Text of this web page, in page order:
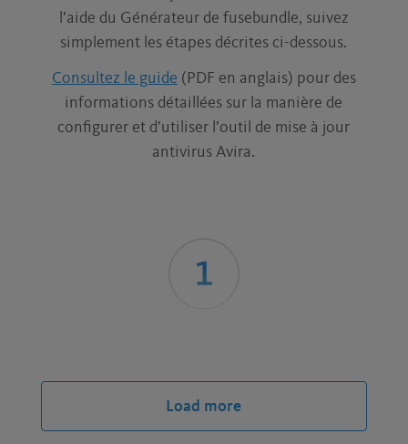
l’aide du Générateur de fusebundle, suivez
simplement les étapes décrites ci-dessous.
Consultez le guide (PDF en anglais) pour des
informations détaillées sur la manière de
configurer et d’utiliser l’outil de mise à jour
antivirus Avira.
AVIRA.
Load more